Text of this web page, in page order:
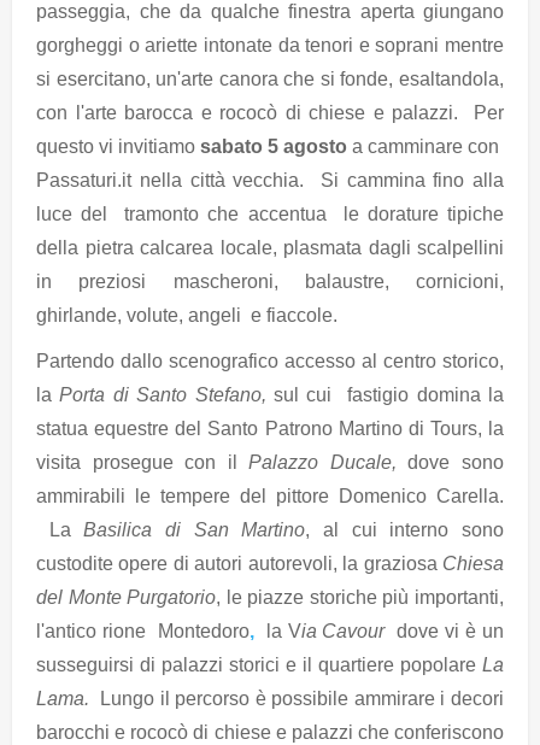
passeggia, che da qualche finestra aperta giungano
gorgheggi o ariette intonate da tenori e soprani mentre
si esercitano, un'arte canora che si fonde, esaltandola,
con l'arte barocca e rococò di chiese e palazzi. Per
questo vi invitiamo sabato 5 agosto a camminare con
Passaturi.it nella città vecchia. Si cammina fino alla
luce del tramonto che accentua le dorature tipiche
della pietra calcarea locale, plasmata dagli scalpellini
in preziosi mascheroni, balaustre, cornicioni,
ghirlande, volute, angeli e fiaccole.
Partendo dallo scenografico accesso al centro storico,
laPorta di Santo Stefano, sul cui fastigio domina la
statua equestre del Santo Patrono Martino di Tours, la
visita prosegue con ilPalazzo Ducale, dove sono
ammirabili le tempere del pittore Domenico Carella.
LaBasilica di San Martino, al cui interno sono
custodite opere di autori autorevoli, la graziosa Chiesa
del Monte Purgatorio, le piazze storiche più importanti,
l'antico rione Montedoro,la Via Cavourdove vi è un
susseguirsi di palazzi storici e il quartiere popolare La
Lama. Lungo il percorso è possibile ammirare i decori
barocchi e rococò di chiese e palazzi che conferiscono